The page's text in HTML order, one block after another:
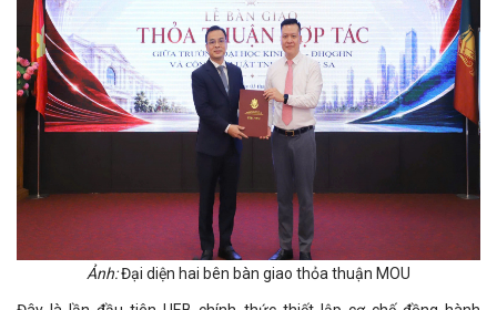
Ảnh:Đại diện hai bên bàn giao thỏa thuận MOU